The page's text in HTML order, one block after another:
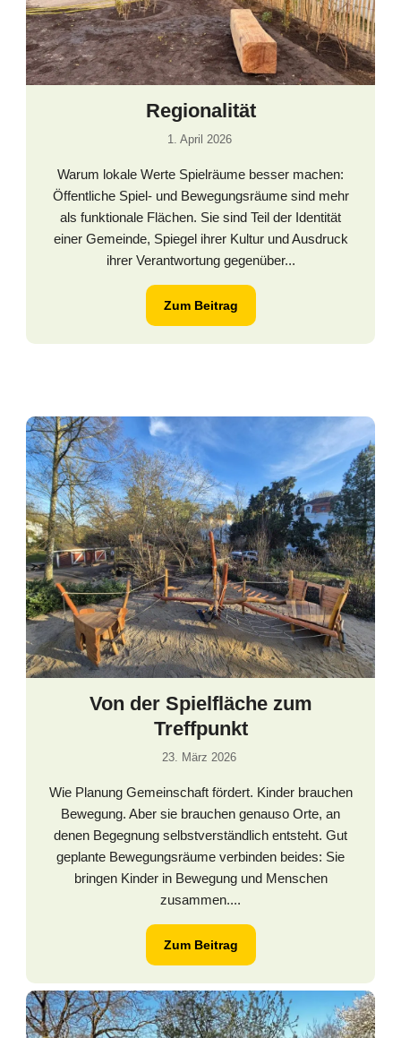
Regionalität
1. April 2026
Warum lokale Werte Spielräume besser machen:
Öffentliche Spiel- und Bewegungsräume sind mehr
als funktionale Flächen. Sie sind Teil der Identität
einer Gemeinde, Spiegel ihrer Kultur und Ausdruck
ihrer Verantwortung gegenüber...
Zum Beitrag
Von der Spielfläche zum
Treffpunkt
23. März 2026
Wie Planung Gemeinschaft fördert. Kinder brauchen
Bewegung. Aber sie brauchen genauso Orte, an
denen Begegnung selbstverständlich entsteht. Gut
geplante Bewegungsräume verbinden beides: Sie
bringen Kinder in Bewegung und Menschen
zusammen....
Zum Beitrag